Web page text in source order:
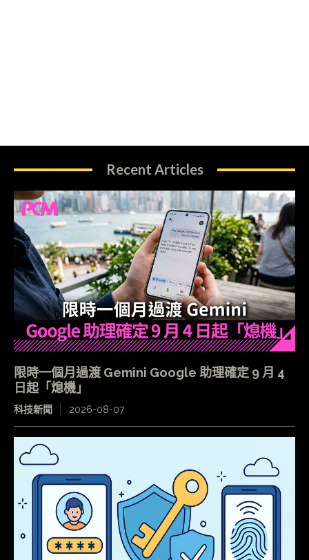
Recent Articles
限時一個月過渡 Gemini Google 助理確定 9 月 4
日起「熄機」
科技新聞 2026-08-07